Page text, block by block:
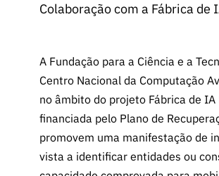
Colaboração com a Fábrica de
A Fundação para a Ciência e a
Centro Nacional da Computação
no âmbito do projeto Fábrica de IA
financiada pelo Plano de
promovem uma manifestação de
vista a identificar entidades ou